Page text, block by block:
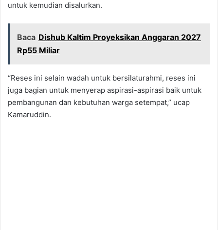
untuk kemudian disalurkan.
Baca Dishub Kaltim Proyeksikan Anggaran 2027
Rp55 Miliar
“Reses ini selain wadah untuk bersilaturahmi, reses ini
juga bagian untuk menyerap aspirasi-aspirasi baik untuk
pembangunan dan kebutuhan warga setempat,” ucap
Kamaruddin.